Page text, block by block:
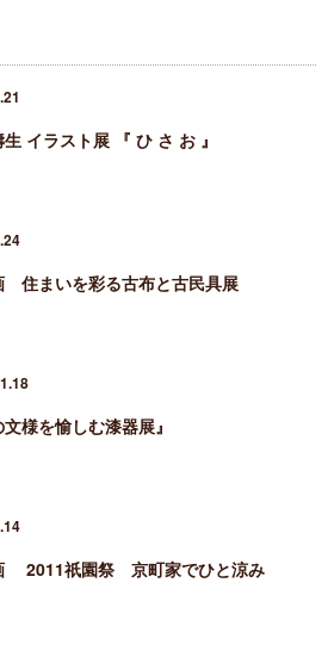
イラスト展 『 ひ さ お 』
住まいを彩る古布と古民具展
文様を愉しむ漆器展』
2011祇園祭 京町家でひと涼み